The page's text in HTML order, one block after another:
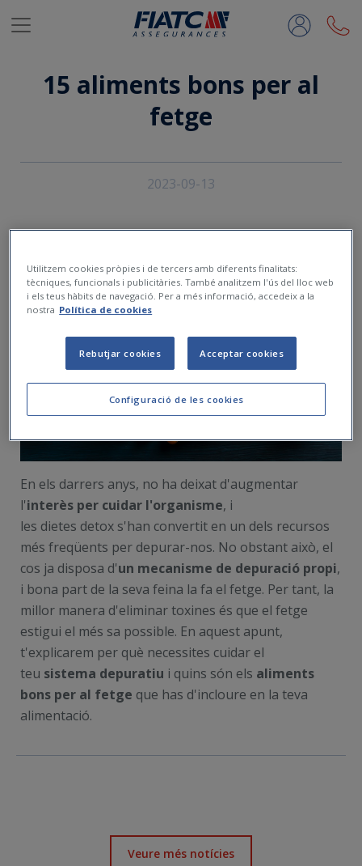
Salta al contingut principal
15 aliments bons per al
fetge
2023-09-13
En els darrers anys, no ha deixat d'augmentar
l'interès per cuidar l'organisme, i
les dietes detox s'han convertit en un dels recursos
més freqüents per depurar-nos. No obstant això, el
cos ja disposa d'un mecanisme de depuració propi,
i bona part de la seva feina la fa el fetge. Per tant, la
millor manera d'eliminar toxines és que el fetge
estigui el més sa possible. En aquest apunt,
t'explicarem per què necessites cuidar el
teu sistema depuratiu i quins són els aliments
bons per al fetge que has d'incloure en la teva
alimentació.
Veure més notícies
Utilitzem cookies pròpies i de tercers amb diferents finalitats:
tècniques, funcionals i publicitàries. També analitzem l'ús del lloc web
i els teus hàbits de navegació. Per a més informació, accedeix a la
nostra Política de cookies
Configuració de les cookies
Rebutjar cookies Acceptar cookies